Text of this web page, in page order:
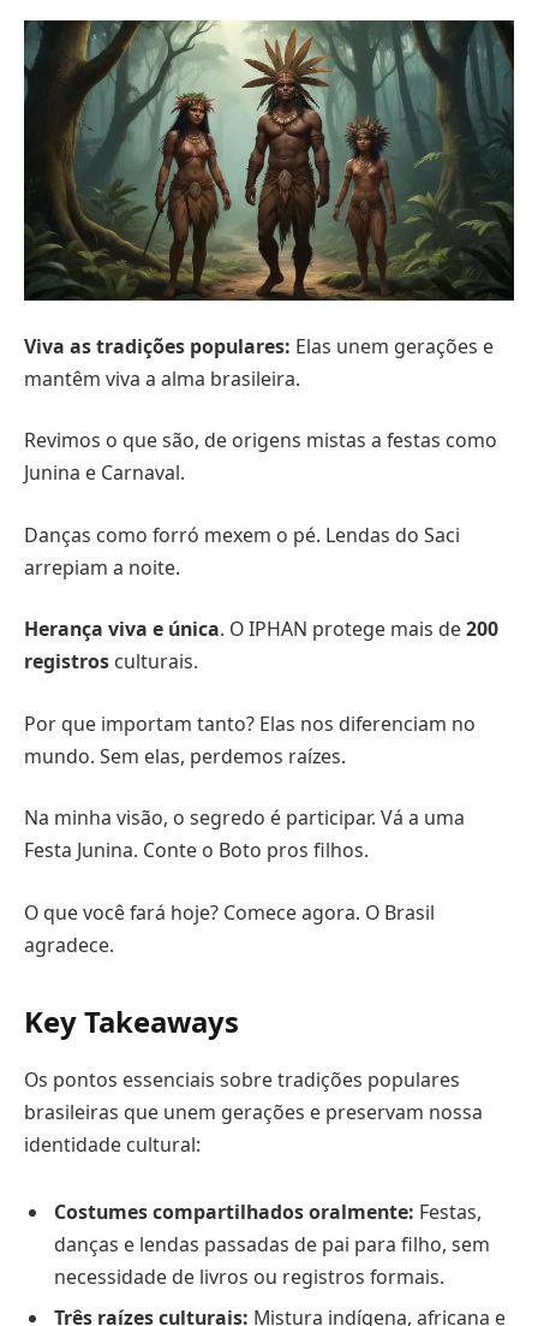
Viva as tradições populares: Elas unem gerações e
mantêm viva a alma brasileira.
Revimos o que são, de origens mistas a festas como
Junina e Carnaval.
Danças como forró mexem o pé. Lendas do Saci
arrepiam a noite.
Herança viva e única. O IPHAN protege mais de200
registros culturais.
Por que importam tanto? Elas nos diferenciam no
mundo. Sem elas, perdemos raízes.
Na minha visão, o segredo é participar. Vá a uma
Festa Junina. Conte o Boto pros filhos.
O que você fará hoje? Comece agora. O Brasil
agradece.
Key Takeaways
Os pontos essenciais sobre tradições populares
brasileiras que unem gerações e preservam nossa
identidade cultural:
Costumes compartilhados oralmente: Festas,
danças e lendas passadas de pai para filho, sem
necessidade de livros ou registros formais.
Três raízes culturais: Mistura indígena, africana e